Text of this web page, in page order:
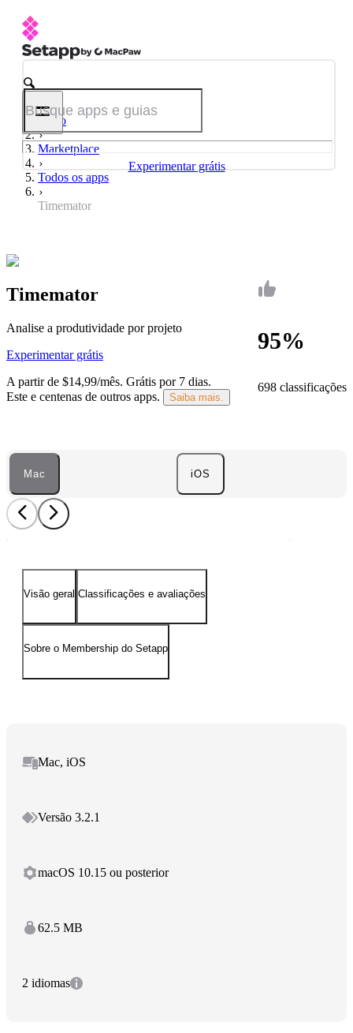
Experimentar grátis
Início
Marketplace
Todos os apps
Timemator
95%
698 classificações
Timemator
Analise a produtividade por projeto
Experimentar grátis
A partir de $14,99/mês. Grátis por 7 dias.
Este e centenas de outros apps.
Saiba mais.
Mac iOS
Visão geral Classificações e avaliações
Sobre o Membership do Setapp
Mac, iOS
Versão 3.2.1
macOS 10.15 ou posterior
62.5 MB
2 idiomas